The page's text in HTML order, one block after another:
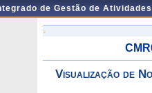
de Gestão de
-
Visualização de